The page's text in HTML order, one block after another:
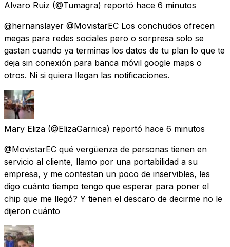
Alvaro Ruiz (@Tumagra) reportó hace 6 minutos
@hernanslayer @MovistarEC Los conchudos ofrecen
megas para redes sociales pero o sorpresa solo se
gastan cuando ya terminas los datos de tu plan lo que te
deja sin conexión para banca móvil google maps o
otros. Ni si quiera llegan las notificaciones.
Mary Eliza (@ElizaGarnica) reportó hace 6 minutos
@MovistarEC qué vergüenza de personas tienen en
servicio al cliente, llamo por una portabilidad a su
empresa, y me contestan un poco de inservibles, les
digo cuánto tiempo tengo que esperar para poner el
chip que me llegó? Y tienen el descaro de decirme no le
dijeron cuánto